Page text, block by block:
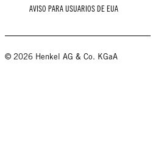
AVISO PARA USUARIOS DE EUA
© 2026 Henkel AG & Co. KGaA